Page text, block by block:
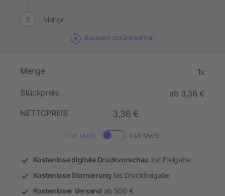
Menge
Auswahl zurücksetzen
Menge 1x
Stückpreis
ab 3,36 €
NETTOPREIS
3,36 €
Exkl. MwSt. Inkl. MwSt.
Kostenlose digitale Druckvorschau zur Freigabe
Kostenlose Stornierung bis Druckfreigabe
Kostenloser Versand ab 500 €